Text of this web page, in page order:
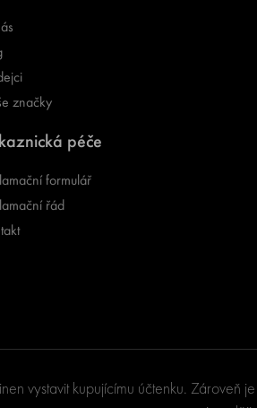
značky
péče
formulář
řád
vystavit kupujícímu účtenku.